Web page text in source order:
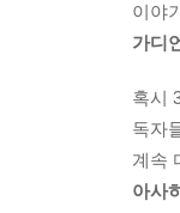
또한
안에
쇄도
바
『
서
이야
가디
혹시
독자
계속
아사